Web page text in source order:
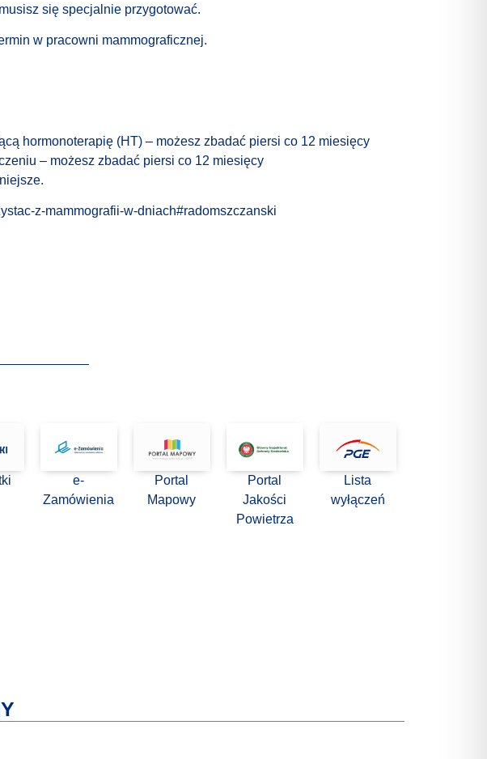
się specjalnie przygotować.
w pracowni mammograficznej.
hormonoterapię (HT) – możesz zbadać piersi co 12 miesięcy
– możesz zbadać piersi co 12 miesięcy
z-mammografii-w-dniach#radomszczanski
e-
Zamówienia
Portal
Mapowy
Portal
Jakości
Powietrza
Lista
wyłączeń